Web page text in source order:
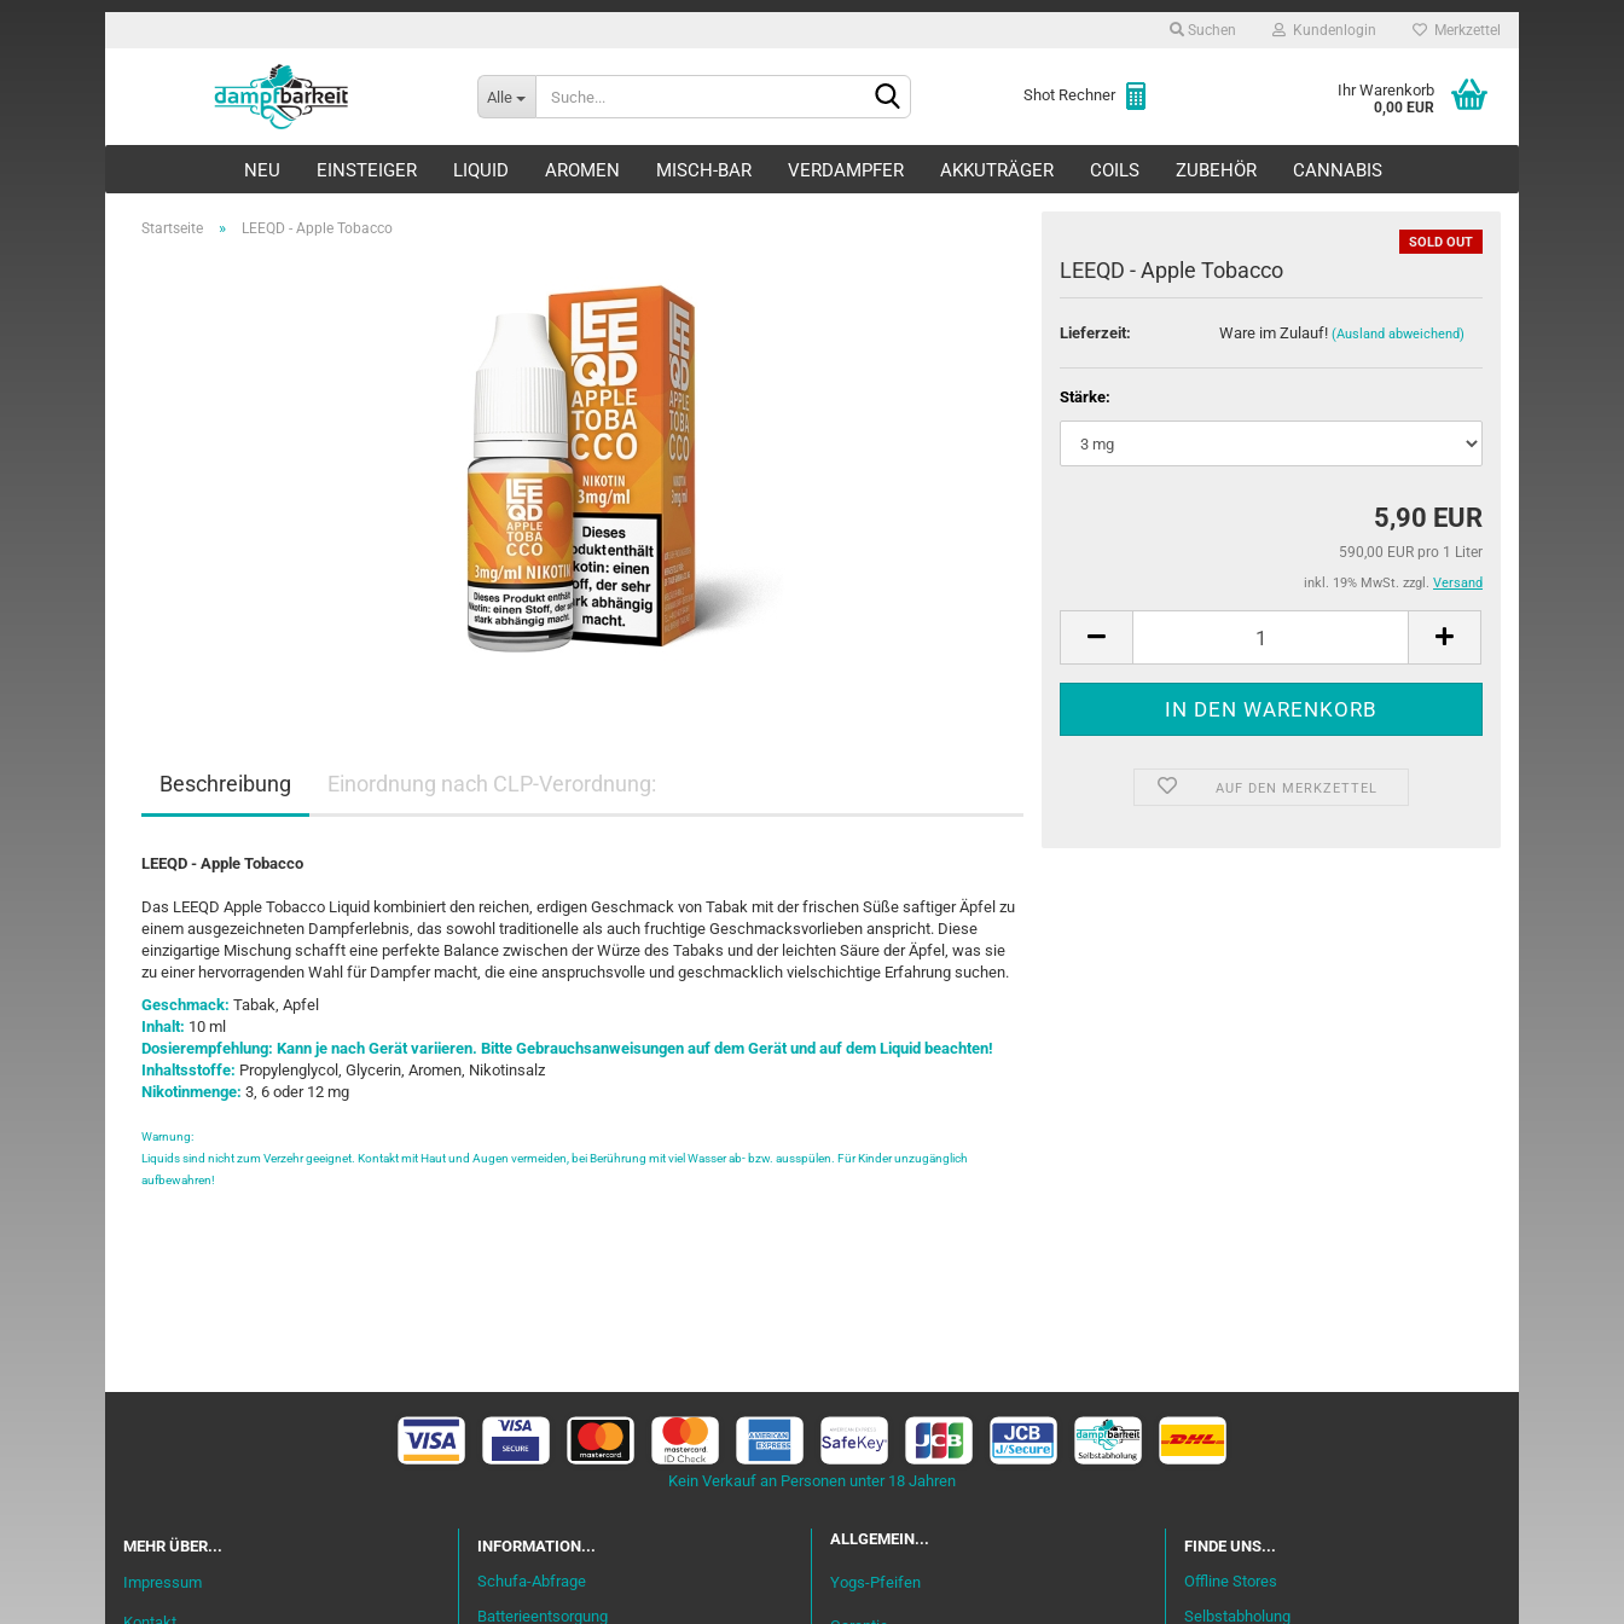
Suchen Kundenlogin
Konto erstellen
Passwort vergessen?
Merkzettel
Alle Shot Rechner Ihr Warenkorb
0,00 EUR
NEU EINSTEIGER LIQUID AROMEN MISCH-BAR VERDAMPFER AKKUTRÄGER COILS ZUBEHÖR CANNABIS
Startseite » LEEQD - Apple Tobacco
SOLD OUT
LEEQD - Apple Tobacco
Lieferzeit: Ware im Zulauf! (Ausland abweichend)
Stärke:
5,90 EUR
590,00 EUR pro 1 Liter
inkl. 19% MwSt. zzgl. Versand
AUF DEN MERKZETTEL
Beschreibung Einordnung nach CLP-Verordnung:
LEEQD - Apple Tobacco
Das LEEQD Apple Tobacco Liquid kombiniert den reichen, erdigen Geschmack von Tabak mit der frischen Süße saftiger Äpfel zu
einem ausgezeichneten Dampferlebnis, das sowohl traditionelle als auch fruchtige Geschmacksvorlieben anspricht. Diese
einzigartige Mischung schafft eine perfekte Balance zwischen der Würze des Tabaks und der leichten Säure der Äpfel, was sie
zu einer hervorragenden Wahl für Dampfer macht, die eine anspruchsvolle und geschmacklich vielschichtige Erfahrung suchen.
Geschmack: Tabak, Apfel
Inhalt: 10 ml
Dosierempfehlung: Kann je nach Gerät variieren. Bitte Gebrauchsanweisungen auf dem Gerät und auf dem Liquid beachten!
Inhaltsstoffe: Propylenglycol, Glycerin, Aromen, Nikotinsalz
Nikotinmenge: 3, 6 oder 12 mg
Warnung:
Liquids sind nicht zum Verzehr geeignet. Kontakt mit Haut und Augen vermeiden, bei Berührung mit viel Wasser ab- bzw. ausspülen. Für Kinder unzugänglich
aufbewahren!
Kein Verkauf an Personen unter 18 Jahren
MEHR ÜBER...
Impressum
INFORMATION...
Schufa-Abfrage
Batterieentsorgung
ALLGEMEIN...
Yogs-Pfeifen
FINDE UNS...
Offline Stores
Selbstabholung